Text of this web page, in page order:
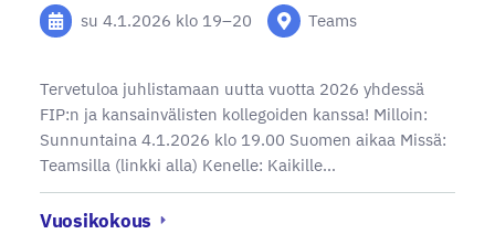
su 4.1.2026 klo 19–20 Teams
Tervetuloa juhlistamaan uutta vuotta 2026 yhdessä
FIP:n ja kansainvälisten kollegoiden kanssa! Milloin:
Sunnuntaina 4.1.2026 klo 19.00 Suomen aikaa Missä:
Teamsilla (linkki alla) Kenelle: Kaikille…
Vuosikokous